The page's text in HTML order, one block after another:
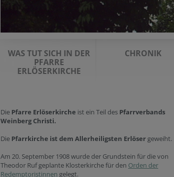
WAS TUT SICH IN DER
PFARRE
ERLÖSERKIRCHE
CHRONIK
Die Pfarre Erlöserkirche ist ein Teil des Pfarrverbands
Weinberg Christi.
Die Pfarrkirche ist dem Allerheiligsten Erlöser geweiht.
Am 20. September 1908 wurde der Grundstein für die von
Theodor Ruf geplante Klosterkirche für den Orden der
Redemptoristinnen gelegt.